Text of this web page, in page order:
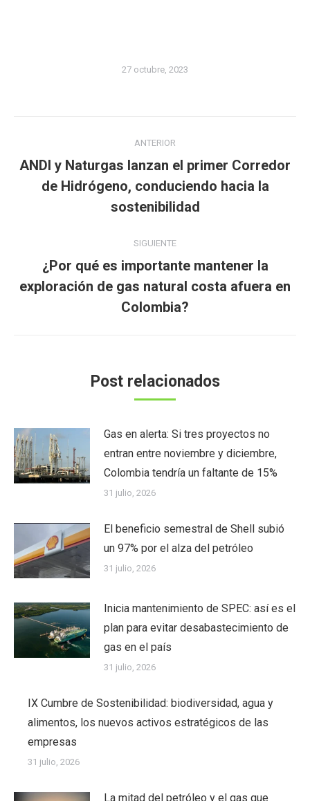
27 octubre, 2023
entre
publicaciones
ANTERIOR
Publicación
anterior:
ANDI y Naturgas lanzan el primer Corredor
de Hidrógeno, conduciendo hacia la
sostenibilidad
SIGUIENTE
Publicación
siguiente:
¿Por qué es importante mantener la
exploración de gas natural costa afuera en
Colombia?
Post relacionados
Gas en alerta: Si tres proyectos no
entran entre noviembre y diciembre,
Colombia tendría un faltante de 15%
31 julio, 2026
El beneficio semestral de Shell subió
un 97% por el alza del petróleo
31 julio, 2026
Inicia mantenimiento de SPEC: así es el
plan para evitar desabastecimiento de
gas en el país
31 julio, 2026
IX Cumbre de Sostenibilidad: biodiversidad, agua y
alimentos, los nuevos activos estratégicos de las
empresas
31 julio, 2026
La mitad del petróleo y el gas que